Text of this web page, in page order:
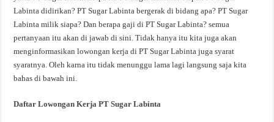
Labinta didirikan? PT Sugar Labinta bergerak di bidang apa? PT Sugar
Labinta milik siapa? Dan berapa gaji di PT Sugar Labinta? semua
pertanyaan itu akan di jawab di sini. Tidak hanya itu kita juga akan
menginformasikan lowongan kerja di PT Sugar Labinta juga syarat
syaratnya. Oleh karna itu tidak menunggu lama lagi langsung saja kita
bahas di bawah ini.
Daftar Lowongan Kerja PT Sugar Labinta